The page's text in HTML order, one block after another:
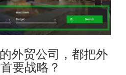
外贸公司，都把外
要战略？